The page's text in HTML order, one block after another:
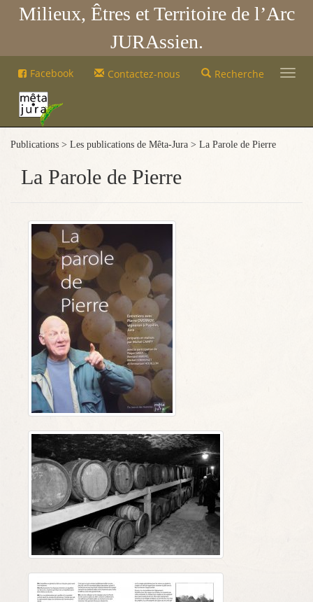
Milieux, Êtres et Territoire de l’Arc
JURAssien.
Jura Facebook Contactez-nous Recherche
Mêta-
Publications > Les publications de Mêta-Jura > La Parole de Pierre
La Parole de Pierre